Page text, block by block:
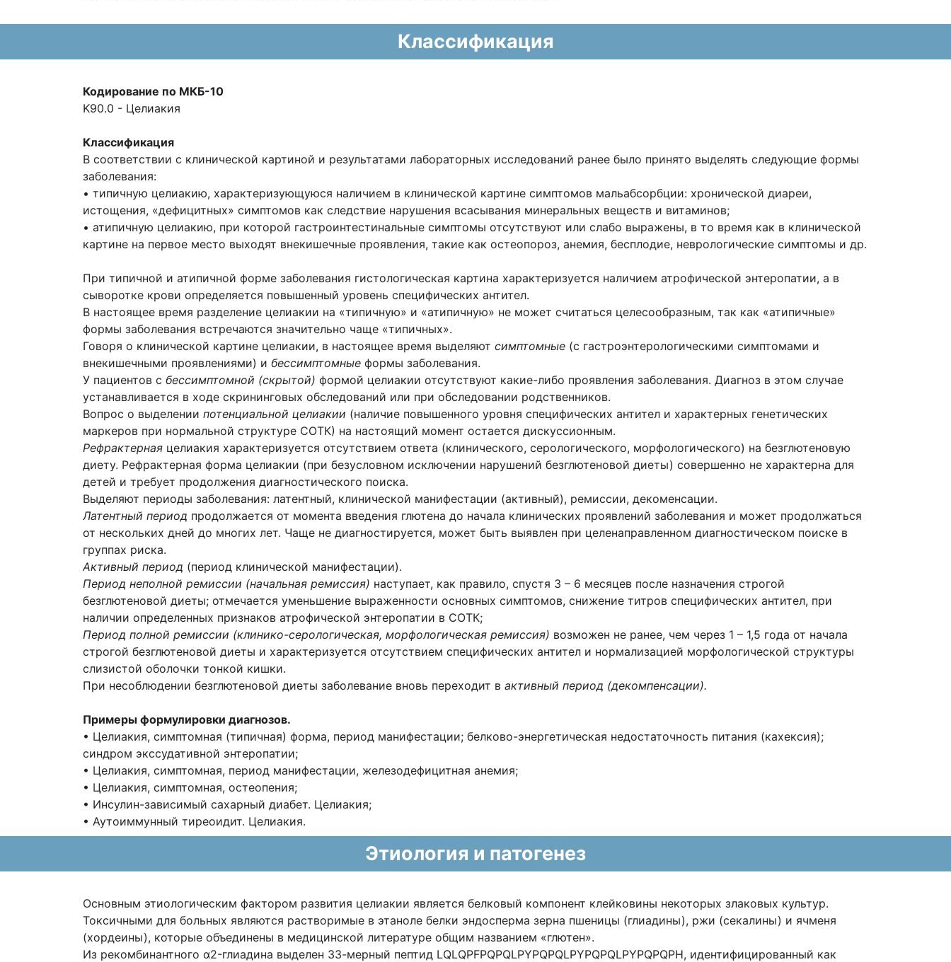
Классификация
Кодирование по МКБ-10
K90.0 - Целиакия
Классификация
В соответствии с клинической картиной и результатами лабораторных исследований ранее было принято выделять следующие формы
заболевания:
• типичную целиакию, характеризующуюся наличием в клинической картине симптомов мальабсорбции: хронической диареи,
истощения, «дефицитных» симптомов как следствие нарушения всасывания минеральных веществ и витаминов;
• атипичную целиакию, при которой гастроинтестинальные симптомы отсутствуют или слабо выражены, в то время как в клинической
картине на первое место выходят внекишечные проявления, такие как остеопороз, анемия, бесплодие, неврологические симптомы и др.
При типичной и атипичной форме заболевания гистологическая картина характеризуется наличием атрофической энтеропатии, а в
сыворотке крови определяется повышенный уровень специфических антител.
В настоящее время разделение целиакии на «типичную» и «атипичную» не может считаться целесообразным, так как «атипичные»
формы заболевания встречаются значительно чаще «типичных».
Говоря о клинической картине целиакии, в настоящее время выделяют симптомные (с гастроэнтерологическими симптомами и
внекишечными проявлениями) и бессимптомные формы заболевания.
У пациентов с бессимптомной (скрытой) формой целиакии отсутствуют какие-либо проявления заболевания. Диагноз в этом случае
устанавливается в ходе скрининговых обследований или при обследовании родственников.
Вопрос о выделении потенциальной целиакии (наличие повышенного уровня специфических антител и характерных генетических
маркеров при нормальной структуре СОТК) на настоящий момент остается дискуссионным.
Рефрактерная целиакия характеризуется отсутствием ответа (клинического, серологического, морфологического) на безглютеновую
диету. Рефрактерная форма целиакии (при безусловном исключении нарушений безглютеновой диеты) совершенно не характерна для
детей и требует продолжения диагностического поиска.
Выделяют периоды заболевания: латентный, клинической манифестации (активный), ремиссии, декоменсации.
Латентный период продолжается от момента введения глютена до начала клинических проявлений заболевания и может продолжаться
от нескольких дней до многих лет. Чаще не диагностируется, может быть выявлен при целенаправленном диагностическом поиске в
группах риска.
Активный период (период клинической манифестации).
Период неполной ремиссии (начальная ремиссия) наступает, как правило, спустя 3 – 6 месяцев после назначения строгой
безглютеновой диеты; отмечается уменьшение выраженности основных симптомов, снижение титров специфических антител, при
наличии определенных признаков атрофической энтеропатии в СОТК;
Период полной ремиссии (клинико-серологическая, морфологическая ремиссия) возможен не ранее, чем через 1 – 1,5 года от начала
строгой безглютеновой диеты и характеризуется отсутствием специфических антител и нормализацией морфологической структуры
слизистой оболочки тонкой кишки.
При несоблюдении безглютеновой диеты заболевание вновь переходит в активный период (декомпенсации).
Примеры формулировки диагнозов.
• Целиакия, симптомная (типичная) форма, период манифестации; белково-энергетическая недостаточность питания (кахексия);
синдром экссудативной энтеропатии;
• Целиакия, симптомная, период манифестации, железодефицитная анемия;
• Целиакия, симптомная, остеопения;
• Инсулин-зависимый сахарный диабет. Целиакия;
• Аутоиммунный тиреоидит. Целиакия.
Этиология и патогенез
Основным этиологическим фактором развития целиакии является белковый компонент клейковины некоторых злаковых культур.
Токсичными для больных являются растворимые в этаноле белки эндосперма зерна пшеницы (глиадины), ржи (секалины) и ячменя
(хордеины), которые объединены в медицинской литературе общим названием «глютен».
Из рекомбинантного α2-глиадина выделен 33-мерный пептид LQLQPFPQPQLPYPQPQLPYPQPQLPYPQPQPH, идентифицированный как